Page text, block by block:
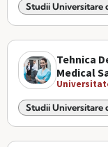
Studii Universitare
Tehnica
Medical
Studii Universitare